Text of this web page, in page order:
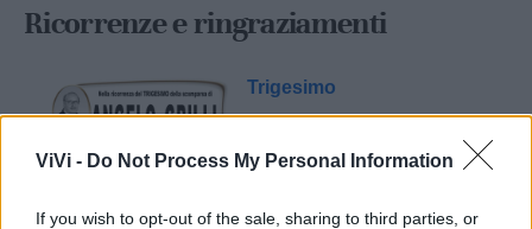
ViVi - Do Not Process My Personal Information
If you wish to opt-out of the sale, sharing to third parties, or
Ricorrenze e ringraziamenti
Trigesimo